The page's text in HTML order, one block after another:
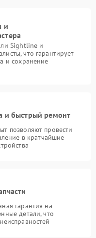
и
Sightline и
что гарантирует
и сохранение
и быстрый ремонт
позволяют провести
в кратчайшие
гарантия на
детали, что